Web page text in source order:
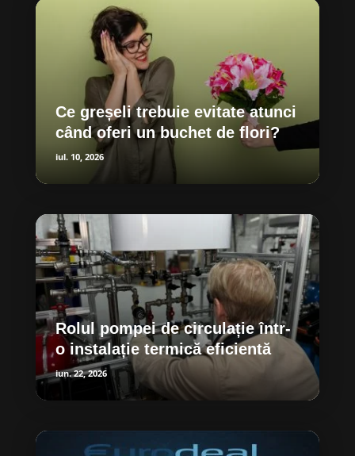
Ce greșeli trebuie evitate atunci
când oferi un buchet de flori?
iul. 10, 2026
Rolul pompei de circulație într-
o instalație termică eficientă
iun. 22, 2026